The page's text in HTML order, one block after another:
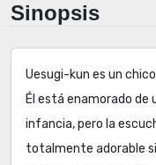
Sinopsis
Uesugi-kun es un
Él está enamorado de
infancia, pero la
totalmente adorable